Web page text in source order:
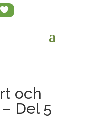
och
Del 5